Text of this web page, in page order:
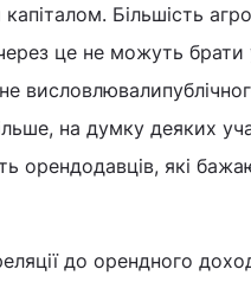
Більшість
це не можуть брати
висловлювали
на думку деяких
орендодавців, які
до орендного